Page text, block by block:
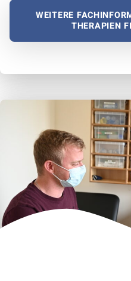
WEITERE
THERAPIEN